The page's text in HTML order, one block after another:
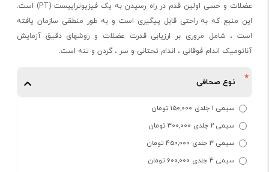
عضلات و حسی اولین قدم در راه رسیدن به یک فیزیوتراپیست (PT) است.
این منبع که به راحتی قابل پیگیری است و به طور منطقی سازمان یافته
است ، شامل مروری بر ارزیابی قدرت عضلات و روشهای دقیق آزمایش
آناتومیک اندام فوقانی ، اندام تحتانی و سر ، گردن و تنه است.
نوع صحافی
سیمی 1 جلدی 150,000 تومان
سیمی 2 جلدی 300,000 تومان
سیمی 3 جلدی 450,000 تومان
سیمی 4 جلدی 600,000 تومان